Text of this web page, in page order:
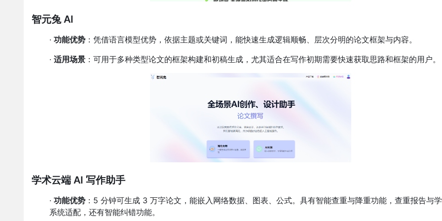
智元兔 AI
· 功能优势 ：凭借语言模型优势，依据主题或关键词，能快速生成逻辑顺畅、层次分明的论文框架与内容。
· 适用场景 ：可用于多种类型论文的框架构建和初稿生成，尤其适合在写作初期需要快速获取思路和框架的用户。
学术云端 AI 写作助手
· 功能优势 ：5 分钟可生成 3 万字论文，能嵌入网络数据、图表、公式。具有智能查重与降重功能，查重报告与
系统适配，还有智能纠错功能。